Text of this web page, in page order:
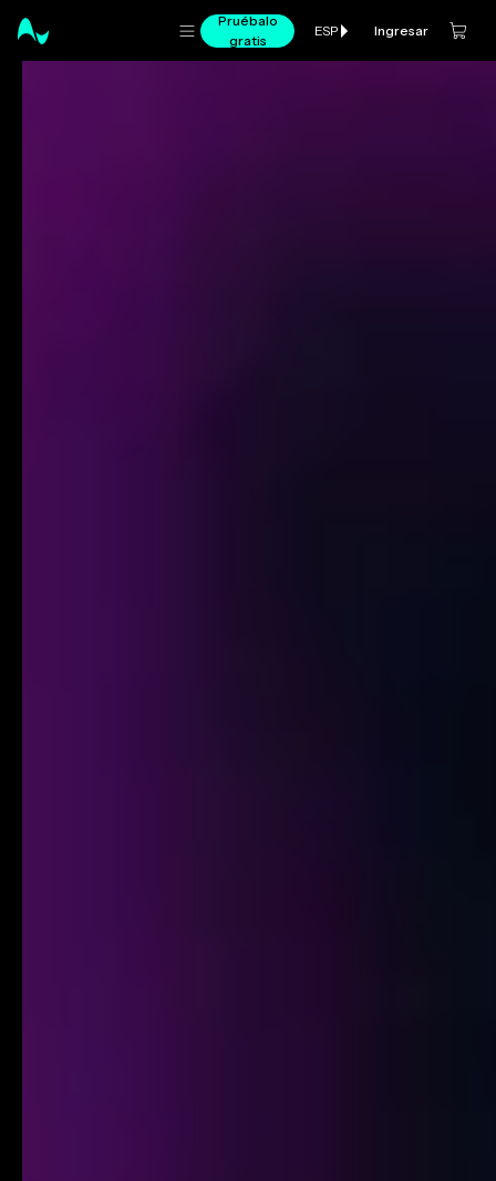
Pruébalo
gratis
ESP Ingresar